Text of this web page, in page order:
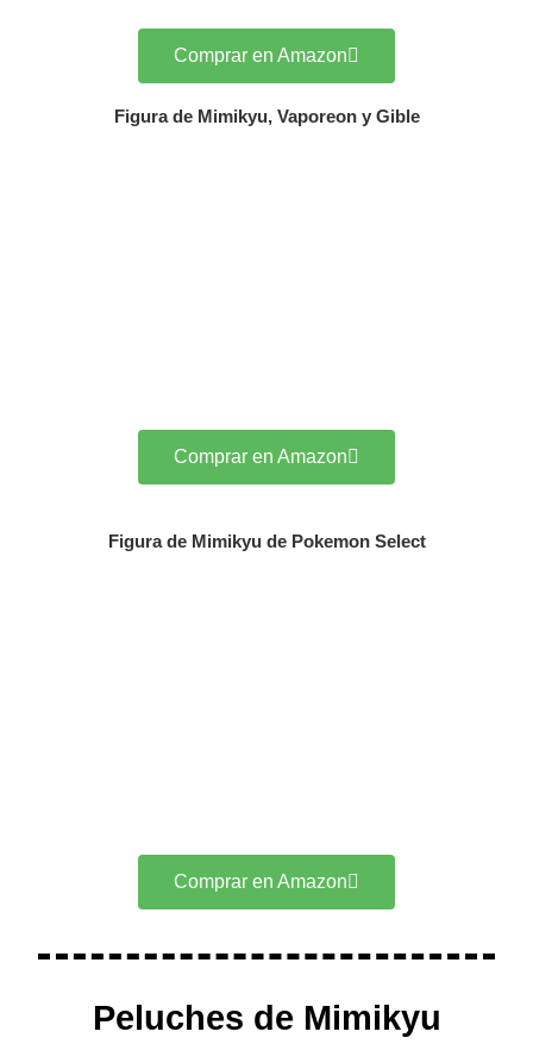
Comprar en Amazon
Figura de Mimikyu, Vaporeon y Gible
Comprar en Amazon
Figura de Mimikyu de Pokemon Select
Comprar en Amazon
Peluches de Mimikyu